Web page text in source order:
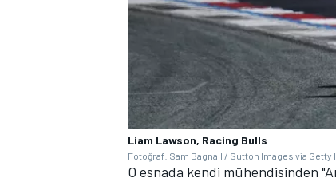
Liam Lawson, Racing Bulls
Fotoğraf: Sam Bagnall / Sutton Images via Getty
O esnada kendi mühendisinden